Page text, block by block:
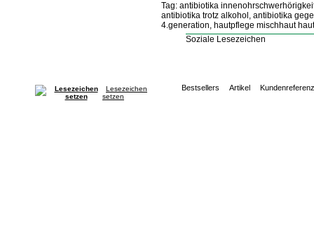
Tag: antibiotika
antibiotika trotz alkohol, antibiotika
4.generation, hautpflege mischhaut
Soziale Lesezeichen
Lesezeichen
setzen
Bestsellers Artikel